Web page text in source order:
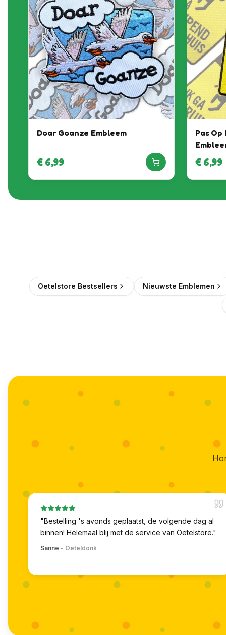
Doar Goanze Embleem
€ 6,99
Pas Op
€ 6,99
Oetelstore Bestsellers Nieuwste Emblemen
"Bestelling 's avonds geplaatst, de volgende dag al
binnen! Helemaal blij met de service van Oetelstore."
Sanne - Oeteldonk